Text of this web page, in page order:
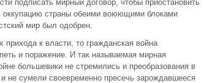
подписать мирный договор, чтобы приостановить
страны обеими воюющими блоками
мир был одобрен.
к власти, то гражданская война
и поражение. И так называемая мирная
большевики не стремились и преобразования в
не сумели своевременно пресечь зарождавшееся